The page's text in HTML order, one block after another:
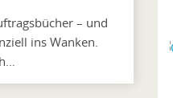
– und
ins Wanken.